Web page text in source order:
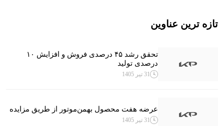
تازه ترین عناوین
تحقق رشد ۴۵ درصدی فروش و افزایش ۱۰
درصدی تولید
31 تیر 1405
عرضه هفت محصول بهمن‌موتور از طریق مزایده
31 تیر 1405